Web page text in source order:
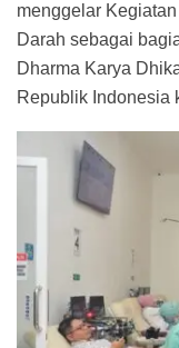
menggelar
Darah sebagai
Dharma Karya
Republik Indonesia